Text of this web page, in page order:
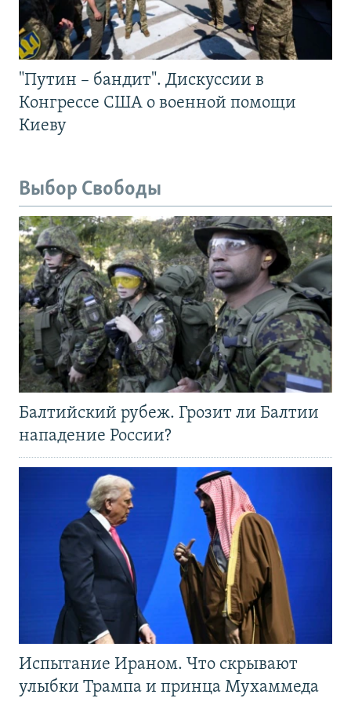
"Путин – бандит". Дискуссии в
Конгрессе США о военной помощи
Киеву
Выбор Свободы
Балтийский рубеж. Грозит ли Балтии
нападение России?
Испытание Ираном. Что скрывают
улыбки Трампа и принца Мухаммеда